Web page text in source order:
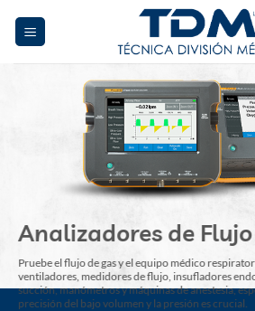
Analizadores de
Pruebe el flujo de gas y el equipo médico
ventiladores, medidores de flujo, insufladores
succión, manómetros y máquinas de anestesia,
precisión del bajo volumen y la presión es crucial.